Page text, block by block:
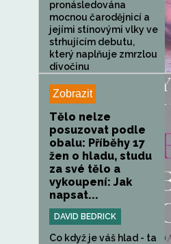
pronásledována
mocnou čarodějnicí a
jejími stínovými vlky ve
strhujícím debutu,
který naplňuje zmrzlou
divočinu
Zobrazit
Tělo nelze
posuzovat podle
obalu: Příběhy 17
žen o hladu, studu
za své tělo a
vykoupení: Jak
napsat...
DAVID BEDRICK
Co když je váš hlad - ta